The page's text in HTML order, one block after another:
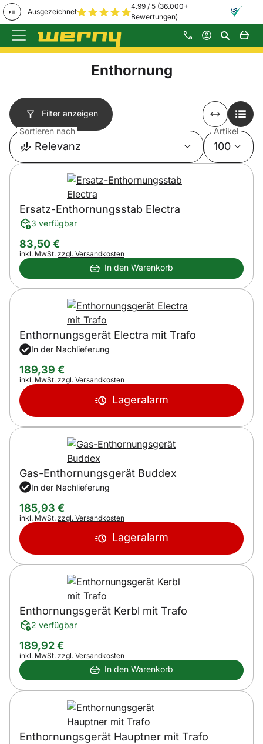
Ausgezeichnet
4.99 / 5 (36.000+
Bewertungen)
Zum Hauptinhalt springen
Enthornung
Filter anzeigen
Sortieren nach
Relevanz
Artikel
100
Ersatz-Enthornungsstab Electra
3 verfügbar
83,50€
Steuerhinweis:
inkl. MwSt. zzgl. Versandkosten
In den Warenkorb
Enthornungsgerät Electra mit Trafo
In der Nachlieferung
189,39 €
Steuerhinweis:
inkl. MwSt. zzgl. Versandkosten
Lageralarm
Gas-Enthornungsgerät Buddex
In der Nachlieferung
185,93 €
Steuerhinweis:
inkl. MwSt. zzgl. Versandkosten
Lageralarm
Enthornungsgerät Kerbl mit Trafo
2 verfügbar
189,92€
Steuerhinweis:
inkl. MwSt. zzgl. Versandkosten
In den Warenkorb
Enthornungsgerät Hauptner mit Trafo